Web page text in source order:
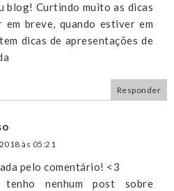
blog! Curtindo muito as dicas
breve, quando estiver em
dicas de apresentações de
Responder
às 05:21
pelo comentário! <3
nenhum post sobre